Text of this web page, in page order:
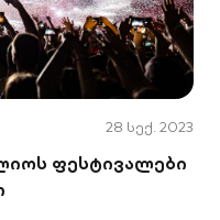
28 სექ. 2023
ფესტივალები